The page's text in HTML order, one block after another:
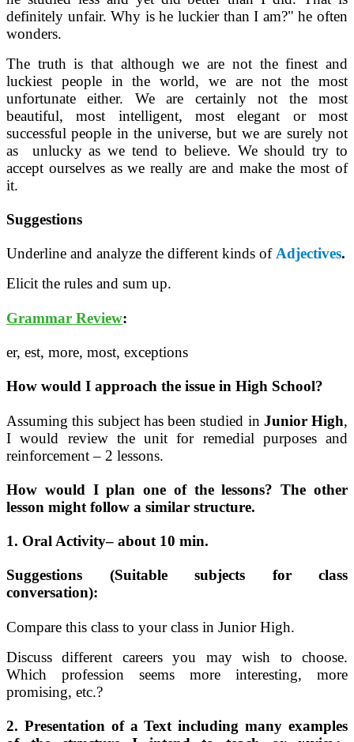
definitely unfair. Why is he luckier than I am?" he often
wonders.
The truth is that although we are not the finest and
luckiest people in the world, we are not the most
unfortunate either. We are certainly not the most
beautiful, most intelligent, most elegant or most
successful people in the universe, but we are surely not
as unlucky as we tend to believe. We should try to
accept ourselves as we really are and make the most of
it.
Suggestions
Underline and analyze the different kinds ofAdjectives.
Elicit the rules and sum up.
Grammar Review:
er, est, more, most, exceptions
How would I approach the issue in High School?
Assuming this subject has been studied in Junior High,
I would review the unit for remedial purposes and
reinforcement – 2 lessons.
How would I plan one of the lessons? The other
lesson might follow a similar structure.
1. Oral Activity– about 10 min.
Suggestions (Suitable subjects for class
conversation):
Compare this class to your class in Junior High.
Discuss different careers you may wish to choose.
Which profession seems more interesting, more
promising, etc.?
2. Presentation of a Text including many examples